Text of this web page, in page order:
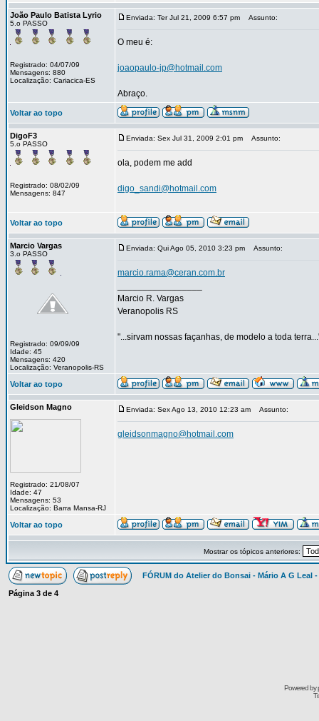
João Paulo Batista Lyrio
5.o PASSO
Registrado: 04/07/09
Mensagens: 880
Localização: Cariacica-ES
Enviada: Ter Jul 21, 2009 6:57 pm Assunto:
O meu é:
joaopaulo-jp@hotmail.com
Abraço.
Voltar ao topo
DigoF3
5.o PASSO
Registrado: 08/02/09
Mensagens: 847
Enviada: Sex Jul 31, 2009 2:01 pm Assunto:
ola, podem me add
digo_sandi@hotmail.com
Voltar ao topo
Marcio Vargas
3.o PASSO
Registrado: 09/09/09
Idade: 45
Mensagens: 420
Localização: Veranopolis-RS
Enviada: Qui Ago 05, 2010 3:23 pm Assunto:
marcio.rama@ceran.com.br
Marcio R. Vargas
Veranopolis RS
"...sirvam nossas façanhas, de modelo a toda
Voltar ao topo
Gleidson Magno
Registrado: 21/08/07
Idade: 47
Mensagens: 53
Localização: Barra Mansa-RJ
Enviada: Sex Ago 13, 2010 12:23 am Assunto:
gleidsonmagno@hotmail.com
Voltar ao topo
Mostrar os tópicos anteriores:
FÓRUM do Atelier do Bonsai - Mário A G Leal
Página 3 de 4
Powered by